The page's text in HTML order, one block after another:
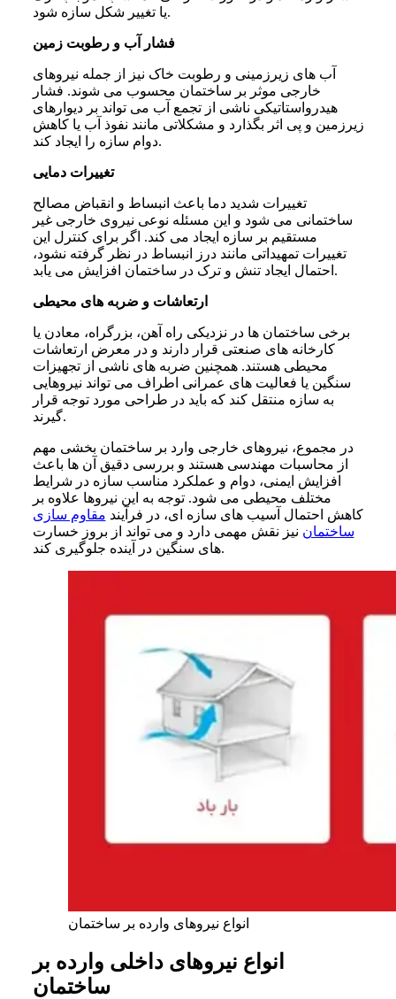
یا تغییر شکل سازه شود.
فشار آب و رطوبت زمین
آب های زیرزمینی و رطوبت خاک نیز از جمله نیروهای
خارجی موثر بر ساختمان محسوب می شوند. فشار
هیدرواستاتیکی ناشی از تجمع آب می تواند بر دیوارهای
زیرزمین و پی اثر بگذارد و مشکلاتی مانند نفوذ آب یا کاهش
دوام سازه را ایجاد کند.
تغییرات دمایی
تغییرات شدید دما باعث انبساط و انقباض مصالح
ساختمانی می شود و این مسئله نوعی نیروی خارجی غیر
مستقیم بر سازه ایجاد می کند. اگر برای کنترل این
تغییرات تمهیداتی مانند درز انبساط در نظر گرفته نشود،
احتمال ایجاد تنش و ترک در ساختمان افزایش می یابد.
ارتعاشات و ضربه های محیطی
برخی ساختمان ها در نزدیکی راه آهن، بزرگراه، معادن یا
کارخانه های صنعتی قرار دارند و در معرض ارتعاشات
محیطی هستند. همچنین ضربه های ناشی از تجهیزات
سنگین یا فعالیت های عمرانی اطراف می تواند نیروهایی
به سازه منتقل کند که باید در طراحی مورد توجه قرار
گیرند.
در مجموع، نیروهای خارجی وارد بر ساختمان بخشی مهم
از محاسبات مهندسی هستند و بررسی دقیق آن ها باعث
افزایش ایمنی، دوام و عملکرد مناسب سازه در شرایط
مختلف محیطی می شود. توجه به این نیروها علاوه بر
کاهش احتمال آسیب های سازه ای، در فرآیند مقاوم سازی
ساختمان نیز نقش مهمی دارد و می تواند از بروز خسارت
های سنگین در آینده جلوگیری کند.
انواع نیروهای وارده بر ساختمان
انواع نیروهای داخلی وارده بر
ساختمان